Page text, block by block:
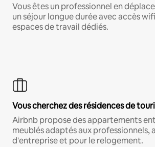
Vous êtes un professionnel en
un séjour longue durée avec accès
espaces de travail dédiés.
Vous cherchez des résidences de
Airbnb propose des appartements
meublés adaptés aux professionnels,
d'entreprise et pour le relogement.